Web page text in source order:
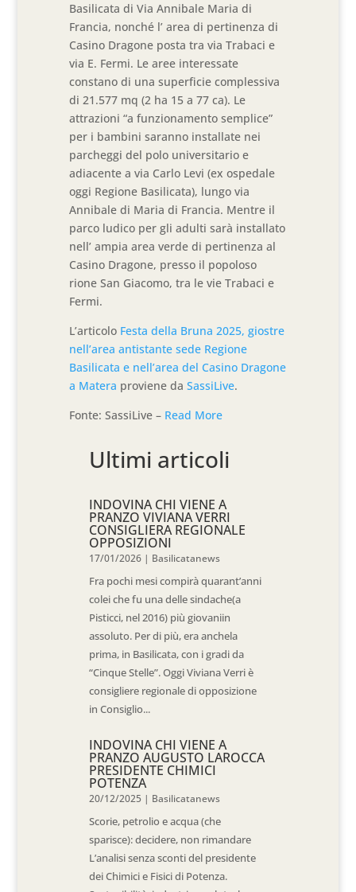
Basilicata di Via Annibale Maria di
Francia, nonché l’ area di pertinenza di
Casino Dragone posta tra via Trabaci e
via E. Fermi. Le aree interessate
constano di una superficie complessiva
di 21.577 mq (2 ha 15 a 77 ca). Le
attrazioni “a funzionamento semplice”
per i bambini saranno installate nei
parcheggi del polo universitario e
adiacente a via Carlo Levi (ex ospedale
oggi Regione Basilicata), lungo via
Annibale di Maria di Francia. Mentre il
parco ludico per gli adulti sarà installato
nell’ ampia area verde di pertinenza al
Casino Dragone, presso il popoloso
rione San Giacomo, tra le vie Trabaci e
Fermi.
L’articolo Festa della Bruna 2025, giostre
nell’area antistante sede Regione
Basilicata e nell’area del Casino Dragone
a Matera proviene daSassiLive.
Fonte: SassiLive – Read More
Ultimi articoli
INDOVINA CHI VIENE A
PRANZO VIVIANA VERRI
CONSIGLIERA REGIONALE
OPPOSIZIONI
17/01/2026 | Basilicatanews
Fra pochi mesi compirà quarant’anni
colei che fu una delle sindache(a
Pisticci, nel 2016) più giovaniin
assoluto. Per di più, era anchela
prima, in Basilicata, con i gradi da
“Cinque Stelle”. Oggi Viviana Verri è
consigliere regionale di opposizione
in Consiglio...
INDOVINA CHI VIENE A
PRANZO AUGUSTO LAROCCA
PRESIDENTE CHIMICI
POTENZA
20/12/2025 | Basilicatanews
Scorie, petrolio e acqua (che
sparisce): decidere, non rimandare
L’analisi senza sconti del presidente
dei Chimici e Fisici di Potenza.